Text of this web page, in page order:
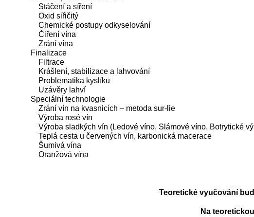
Stáčení a síření
Oxid siřičitý
Chemické postupy odkyselování
Čiření vína
Zrání vína
Finalizace
Filtrace
Krášlení, stabilizace a lahvování
Problematika kyslíku
Uzávěry lahví
Speciální technologie
Zrání vín na kvasnicích – metoda sur-lie
Výroba rosé vín
Výroba sladkých vín (Ledové víno, Slámové víno, Botrytické
Teplá cesta u červených vín, karbonická macerace
Šumivá vína
Oranžová vína
Teoretické vyučování
Na